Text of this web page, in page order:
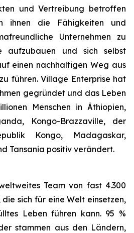
und Vertreibung betroffen
ihnen die Fähigkeiten und
Unternehmen zu
aufzubauen und sich selbst
einen nachhaltigen Weg aus
führen. Village Enterprise hat
gegründet und das Leben
Menschen in Äthiopien,
Kongo-Brazzaville, der
Kongo, Madagaskar,
Tansania positiv verändert.
Team von fast 4.300
sich für eine Welt einsetzen,
Leben führen kann. 95 %
stammen aus den Ländern,